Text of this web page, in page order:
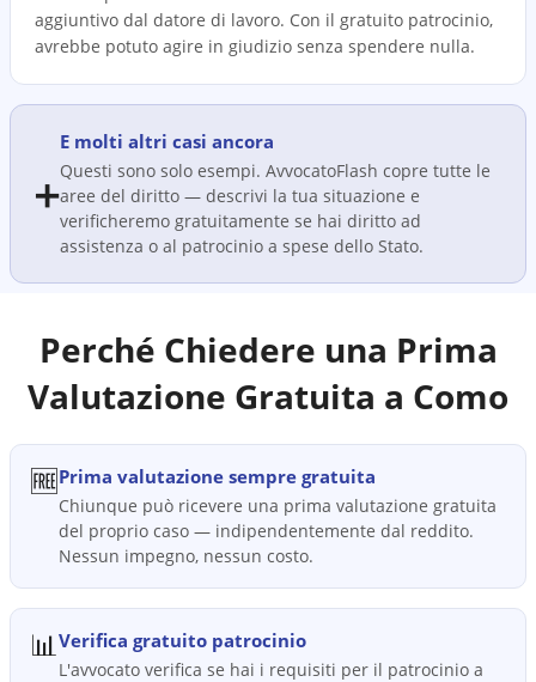
aggiuntivo dal datore di lavoro. Con il gratuito patrocinio,
avrebbe potuto agire in giudizio senza spendere nulla.
➕
E molti altri casi ancora
Questi sono solo esempi. AvvocatoFlash copre tutte le
aree del diritto — descrivi la tua situazione e
verificheremo gratuitamente se hai diritto ad
assistenza o al patrocinio a spese dello Stato.
Perché Chiedere una Prima
Valutazione Gratuita a Como
🆓Prima valutazione sempre gratuita
Chiunque può ricevere una prima valutazione gratuita
del proprio caso — indipendentemente dal reddito.
Nessun impegno, nessun costo.
📊Verifica gratuito patrocinio
L'avvocato verifica se hai i requisiti per il patrocinio a